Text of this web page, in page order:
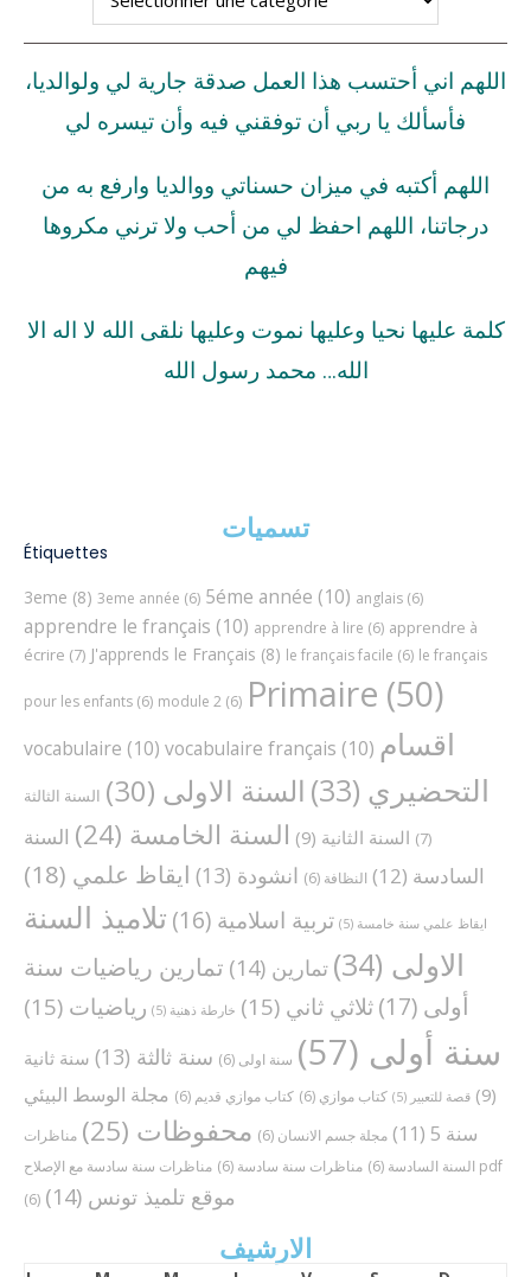
اللهم اني أحتسب هذا العمل صدقة جارية لي ولوالديا،
فأسألك يا ربي أن توفقني فيه وأن تيسره لي
اللهم أكتبه في ميزان حسناتي ووالديا وارفع به من
درجاتنا، اللهم احفظ لي من أحب ولا ترني مكروها
فيهم
كلمة عليها نحيا وعليها نموت وعليها نلقى الله لا اله الا
الله… محمد رسول الله
تسميات
Étiquettes
3eme (8) 3eme année (6) 5éme année (10) anglais (6)
apprendre le français (10) apprendre à lire (6) apprendre à
écrire (7) J'apprends le Français (8) le français facile (6) le français
pour les enfants (6) module 2 (6) Primaire (50)
vocabulaire (10) vocabulaire français (10) اقسام
التحضيري (33) السنة الاولى (30)
السنة الثالثة
(7)
السنة الثانية (9) السنة الخامسة (24)
السنة
السادسة (12) النظافة (6) انشودة (13) ايقاظ علمي (18)
ايقاظ علمي سنة خامسة (5) تربية اسلامية (16)
تلاميذ السنة
الاولى (34) تمارين (14)
تمارين رياضيات سنة
أولى (17) ثلاثي ثاني (15) خارطة ذهنية (5) رياضيات (15)
سنة أولى (57) سنة اولى (6) سنة ثالثة (13)
سنة ثانية
(9)
قصة للتعبير (5) كتاب موازي (6) كتاب موازي قديم (6)
مجلة الوسط البيئي
سنة 5
(11) مجلة جسم الانسان (6) محفوظات (25)
مناظرات
السنة السادسة (6) مناظرات سنة سادسة (6)
مناظرات سنة سادسة مع الإصلاح pdf
(6)
موقع تلميذ تونس (14)
الارشيف